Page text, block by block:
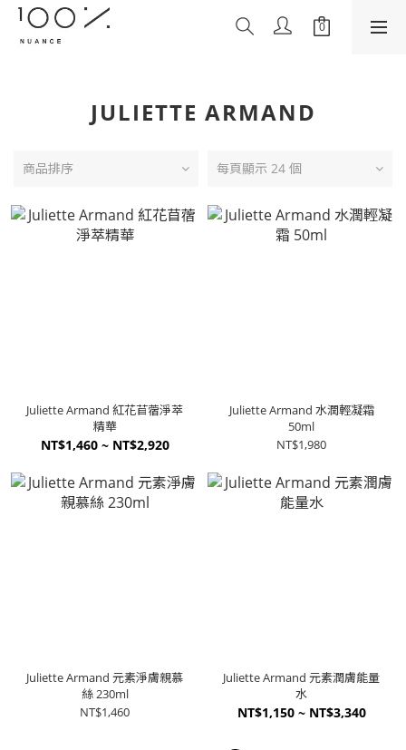
JULIETTE ARMAND
商品排序 每頁顯示 24 個
Juliette Armand 紅花苜蓿淨萃
精華
NT$1,460 ~ NT$2,920
Juliette Armand 水潤輕凝霜
50ml
NT$1,980
Juliette Armand 元素淨膚親慕
絲 230ml
NT$1,460
Juliette Armand 元素潤膚能量
水
NT$1,150 ~ NT$3,340